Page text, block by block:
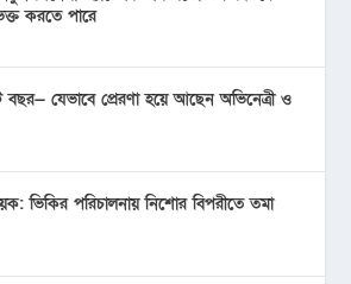
করতে পারে
বছর— যেভাবে প্রেরণা হয়ে আছেন অভিনেত্রী ও
ভিকির পরিচালনায় নিশোর বিপরীতে তমা